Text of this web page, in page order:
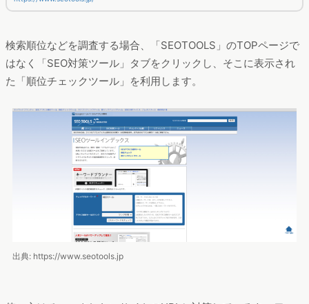
検索順位などを調査する場合、「SEOTOOLS」のTOPページで
はなく「SEO対策ツール」タブをクリックし、そこに表示され
た「順位チェックツール」を利用します。
出典: https://www.seotools.jp